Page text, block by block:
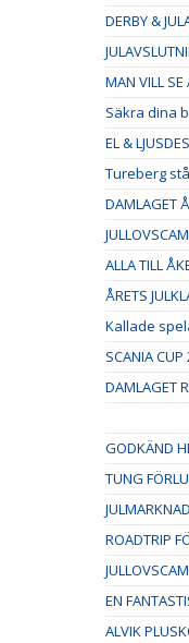
DERBY &
MAN VILL SE
Säkra dina
EL &
Tureberg
DAMLAGET
ALLA TILL
ÅRETS
Kallade
SCANIA CUP
DAMLAGET
GODKÄND
TUNG
ROADTRIP
EN
ALVIK